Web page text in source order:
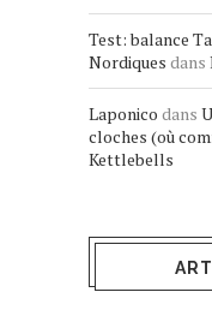
Test: balance
Nordiques dans
Laponico dans
cloches (où
Kettlebells